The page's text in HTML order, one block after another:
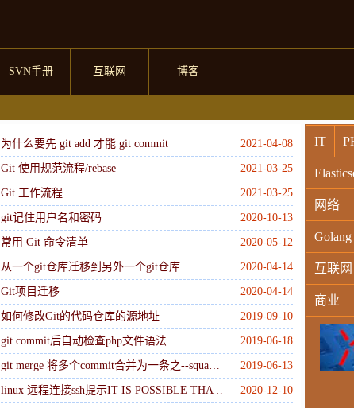
SVN手册 互联网 博客
2021-04-08
为什么要先 git add 才能 git commit
2021-03-25
Git 使用规范流程/rebase
2021-03-25
Git 工作流程
2020-10-13
git记住用户名和密码
2020-05-12
常用 Git 命令清单
2020-04-14
从一个git仓库迁移到另外一个git仓库
2020-04-14
Git项目迁移
2019-09-10
如何修改Git的代码仓库的源地址
2019-06-18
git commit后自动检查php文件语法
2019-06-13
git merge 将多个commit合并为一条之--squash 选项
2020-12-10
linux 远程连接ssh提示IT IS POSSIBLE THAT SOMEONE IS DOING SOMETHING NASTY解决
IT
网络
Golang
互联网
商业